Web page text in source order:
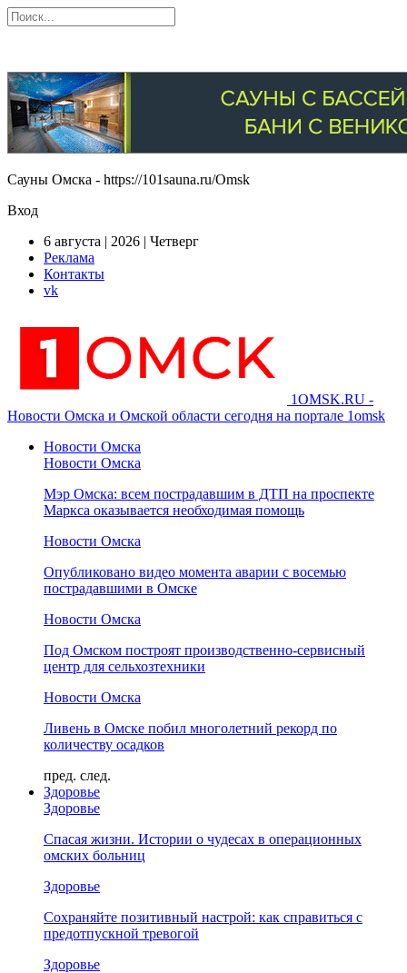
Сауны Омска - https://101sauna.ru/Omsk
Вход
6 августа | 2026 | Четверг
Реклама
Контакты
vk
1OMSK.RU -
Новости Омска и Омской области сегодня на портале 1omsk
Новости Омска
Новости Омска
Мэр Омска: всем пострадавшим в ДТП на проспекте
Маркса оказывается необходимая помощь
Новости Омска
Опубликовано видео момента аварии с восемью
пострадавшими в Омске
Новости Омска
Под Омском построят производственно-сервисный
центр для сельхозтехники
Новости Омска
Ливень в Омске побил многолетний рекорд по
количеству осадков
пред. след.
Здоровье
Здоровье
Спасая жизни. Истории о чудесах в операционных
омских больниц
Здоровье
Сохраняйте позитивный настрой: как справиться с
предотпускной тревогой
Здоровье